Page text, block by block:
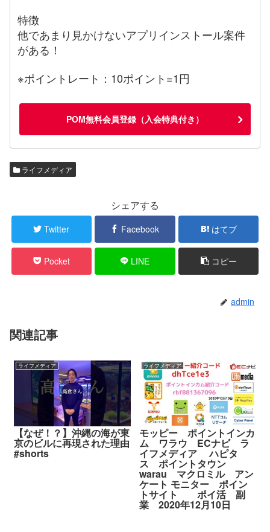
特徴
他であまり見かけないアプリインストール案件
がある！
※ポイントレート：10ポイント=1円
POM無料会員登録（入会特典付き）
ライフメディア
シェアする
Twitter Facebook はてブ
Pocket LINE コピー
admin
関連記事
ライフメディア
【なぜ！？】沖縄の海が東
京のビルに再現された理由
#shorts
ライフメディア
モッピー ポイントインカ
ム ワラウ ECナビ ラ
イフメディア ハピタ
ス ポイントタウン
warau マクロミル アン
ケート モニター ポイン
トサイト ポイ活 副
業 2020年12月10日